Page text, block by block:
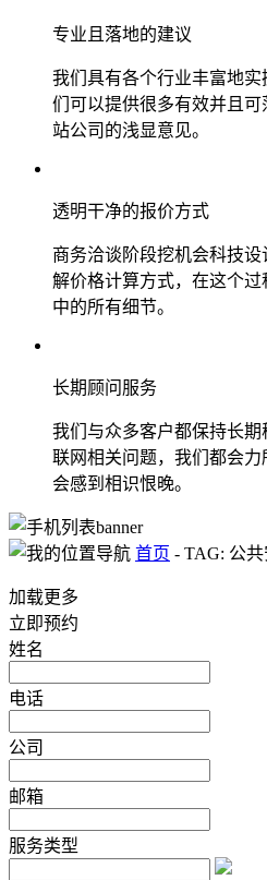
专业且落地的建议
我们具有各个行业丰富地
们可以提供很多有效并且
站公司的浅显意见。
透明干净的报价方式
商务洽谈阶段挖机会科技
解价格计算方式，在这个
中的所有细节。
长期顾问服务
我们与众多客户都保持长
联网相关问题，我们都会
会感到相识恨晚。
首页 - TAG: 公
加载更多
立即预约
姓名
电话
公司
邮箱
服务类型